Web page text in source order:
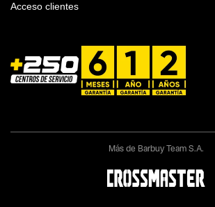
Acceso clientes
Más de Barbuy Team S.A.